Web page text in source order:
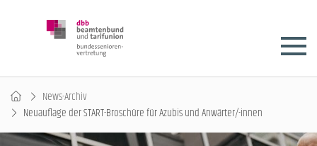
News-Archiv
Neuauflage der START-Broschüre für Azubis und Anwärter/-innen